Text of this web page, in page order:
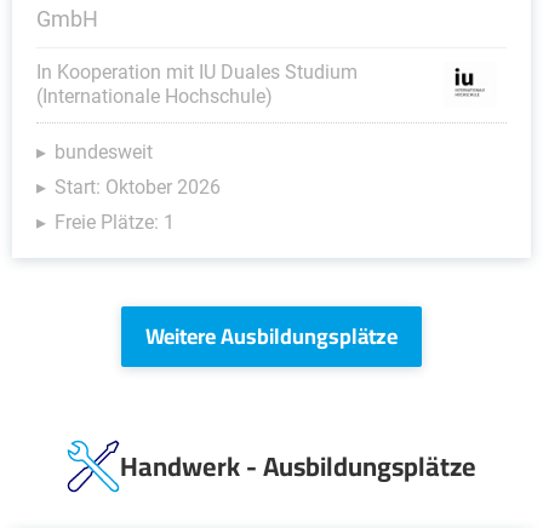
GmbH
In Kooperation mit IU Duales Studium
(Internationale Hochschule)
bundesweit
Start: Oktober 2026
Freie Plätze: 1
Weitere Ausbildungsplätze
Handwerk - Ausbildungsplätze